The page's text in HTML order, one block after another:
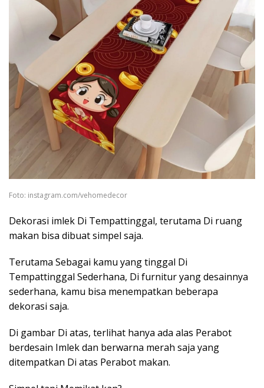
Foto: instagram.com/vehomedecor
Dekorasi imlek Di Tempattinggal, terutama Di ruang
makan bisa dibuat simpel saja.
Terutama Sebagai kamu yang tinggal Di
Tempattinggal Sederhana, Di furnitur yang desainnya
sederhana, kamu bisa menempatkan beberapa
dekorasi saja.
Di gambar Di atas, terlihat hanya ada alas Perabot
berdesain Imlek dan berwarna merah saja yang
ditempatkan Di atas Perabot makan.